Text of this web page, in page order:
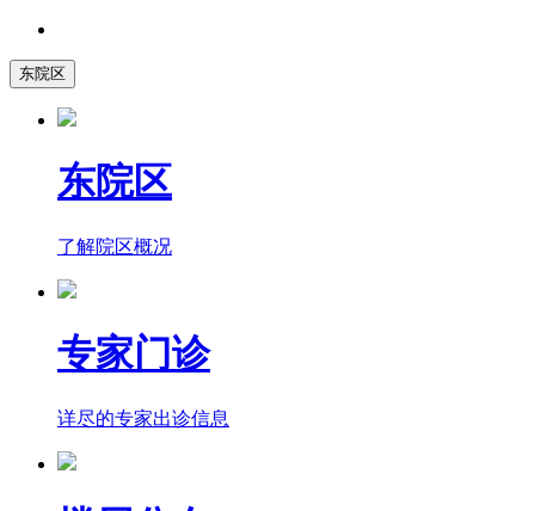
东院区
东院区
了解院区概况
专家门诊
详尽的专家出诊信息